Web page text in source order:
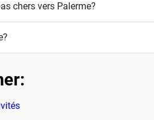
chers vers Palerme?